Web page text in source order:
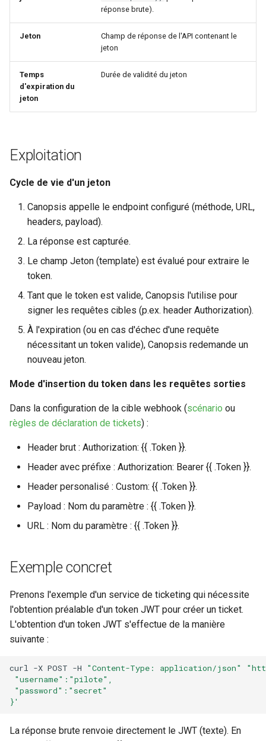
réponse brute).
Jeton
Champ de réponse de l'API contenant le
jeton
Temps
d'expiration du
jeton
Durée de validité du jeton
Exploitation
Cycle de vie d'un jeton
Canopsis appelle le endpoint configuré (méthode, URL,
headers, payload).
La réponse est capturée.
Le champ Jeton (template) est évalué pour extraire le
token.
Tant que le token est valide, Canopsis l'utilise pour
signer les requêtes cibles (p.ex. header Authorization).
À l'expiration (ou en cas d'échec d'une requête
nécessitant un token valide), Canopsis redemande un
nouveau jeton.
Mode d'insertion du token dans les requêtes sorties
Dans la configuration de la cible webhook (scénario ou
règles de déclaration de tickets) :
Header brut : Authorization: {{ .Token }}.
Header avec préfixe : Authorization: Bearer {{ .Token }}.
Header personalisé : Custom: {{ .Token }}.
Payload : Nom du paramètre : {{ .Token }}.
URL : Nom du paramètre : {{ .Token }}.
Exemple concret
Prenons l'exemple d'un service de ticketing qui nécessite
l'obtention préalable d'un token JWT pour créer un ticket.
L'obtention d'un token JWT s'effectue de la manière
suivante :
curl -X POST -H "Content-Type: application/json"
"username":"pilote",
"password":"secret"
}'
La réponse brute renvoie directement le JWT (texte). En